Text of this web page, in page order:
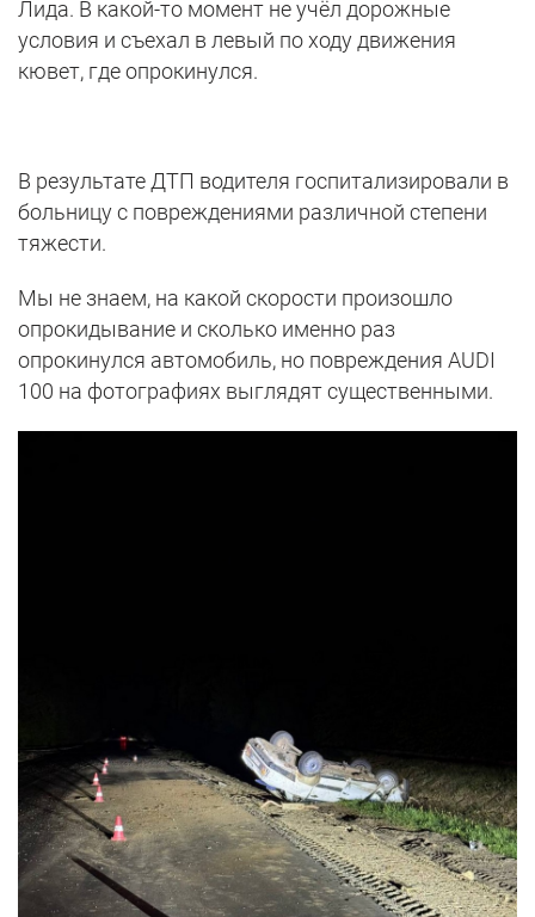
Лида. В какой-то момент не учёл дорожные
условия и съехал в левый по ходу движения
кювет, где опрокинулся.
В результате ДТП водителя госпитализировали в
больницу с повреждениями различной степени
тяжести.
Мы не знаем, на какой скорости произошло
опрокидывание и сколько именно раз
опрокинулся автомобиль, но повреждения AUDI
100 на фотографиях выглядят существенными.